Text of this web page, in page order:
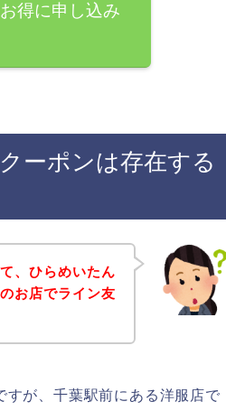
得に申し込み
ーポンは存在する
、ひらめいたん
お店でライン友
すが、千葉駅前にある洋服店で